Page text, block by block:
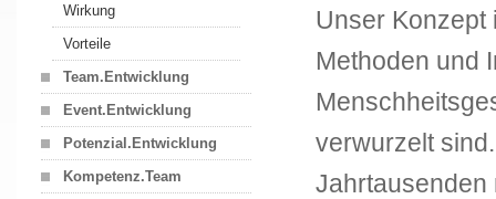
Wirkung
Vorteile
Team.Entwicklung
Event.Entwicklung
Potenzial.Entwicklung
Kompetenz.Team
Unser Konzept
Methoden und
verwurzelt
Jahrtausenden